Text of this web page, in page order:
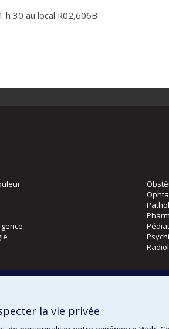
30 au local R02,606B
la vie privée